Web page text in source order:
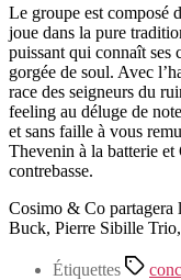
Le groupe est composé
joue dans la pure
puissant qui connaît ses
gorgée de soul. Avec
race des seigneurs du
feeling au déluge de
et sans faille à vous
Thevenin à la batterie et
contrebasse.
Cosimo & Co partagera
Buck, Pierre Sibille
Étiquettes